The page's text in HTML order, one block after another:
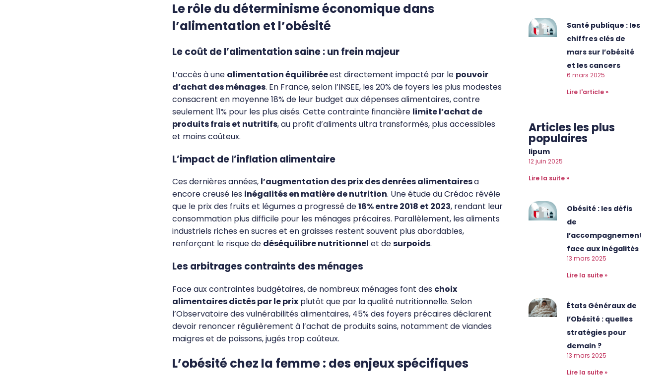
Le rôle du déterminisme économique dans
l’alimentation et l’obésité
Le coût de l’alimentation saine : un frein majeur
L’accès à une alimentation équilibréeest directement impacté par le pouvoir
d’achat des ménages. En France, selon l’INSEE, les 20% de foyers les plus modestes
consacrent en moyenne 18% de leur budget aux dépenses alimentaires, contre
seulement 11% pour les plus aisés. Cette contrainte financière limite l’achat de
produits frais et nutritifs, au profit d’aliments ultra transformés, plus accessibles
et moins coûteux.
L’impact de l’inflation alimentaire
Ces dernières années, l’augmentation des prix des denrées alimentairesa
encore creusé les inégalités en matière de nutrition. Une étude du Crédoc révèle
que le prix des fruits et légumes a progressé de16% entre 2018 et 2023, rendant leur
consommation plus difficile pour les ménages précaires. Parallèlement, les aliments
industriels riches en sucres et en graisses restent souvent plus abordables,
renforçant le risque de déséquilibre nutritionnel et desurpoids.
Les arbitrages contraints des ménages
Face aux contraintes budgétaires, de nombreux ménages font des choix
alimentaires dictés par le prixplutôt que par la qualité nutritionnelle. Selon
l’Observatoire des vulnérabilités alimentaires, 45% des foyers précaires déclarent
devoir renoncer régulièrement à l’achat de produits sains, notamment de viandes
maigres et de poissons, jugés trop coûteux.
L’obésité chez la femme : des enjeux spécifiques
Santé publique : les
chiffres clés de
mars sur l’obésité
et les cancers
6 mars 2025
Lire l'article »
Articles les plus
populaires
lipum
12 juin 2025
Lire la suite »
Obésité : les défis
de
l’accompagnement
face aux inégalités
13 mars 2025
Lire la suite »
États Généraux de
l’Obésité : quelles
stratégies pour
demain ?
13 mars 2025
Lire la suite »